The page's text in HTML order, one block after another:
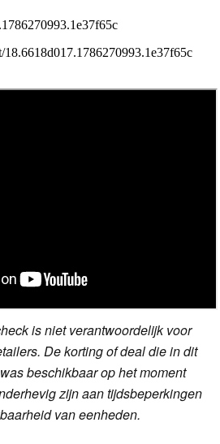
is niet verantwoordelijk voor
De korting of deal die in dit
beschikbaar op het moment
zijn aan tijdsbeperkingen
van eenheden.